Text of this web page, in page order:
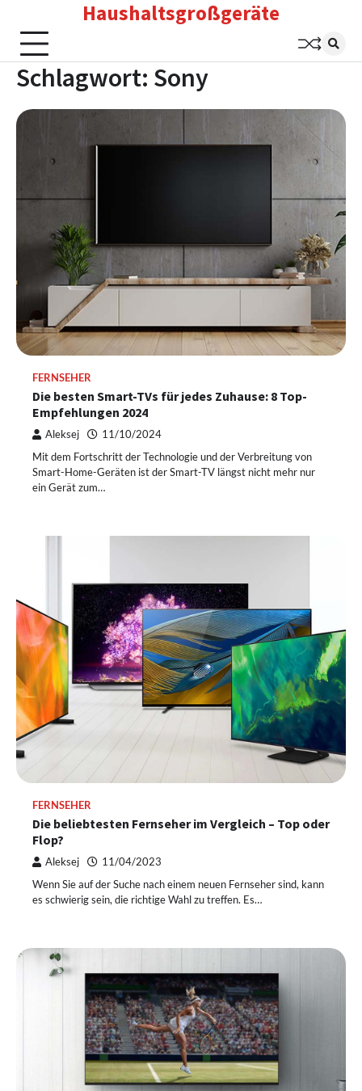
content
Haushaltsgroßgeräte
Schlagwort: Sony
FERNSEHER
Die besten Smart-TVs für jedes Zuhause: 8 Top-
Empfehlungen 2024
Aleksej 11/10/2024
Mit dem Fortschritt der Technologie und der Verbreitung von
Smart-Home-Geräten ist der Smart-TV längst nicht mehr nur
ein Gerät zum…
FERNSEHER
Die beliebtesten Fernseher im Vergleich – Top oder
Flop?
Aleksej 11/04/2023
Wenn Sie auf der Suche nach einem neuen Fernseher sind, kann
es schwierig sein, die richtige Wahl zu treffen. Es…